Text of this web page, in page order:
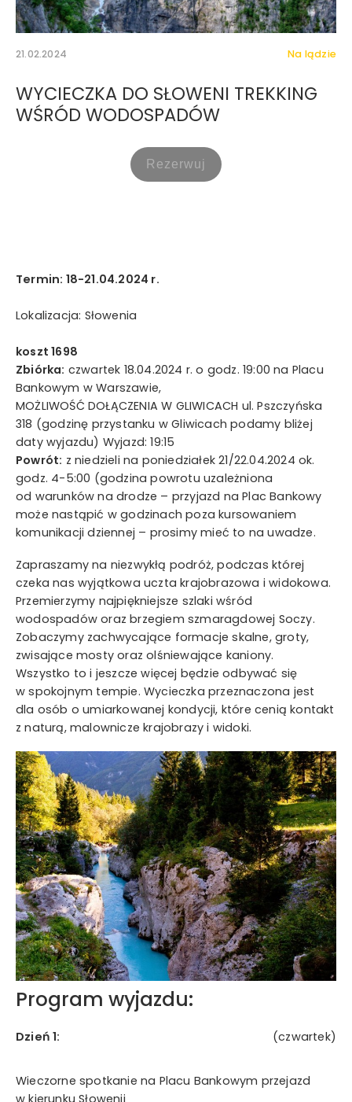
na wskazany przeze mnie adres e-mail informacji
handlowej w rozumieniu art. 10 ust. 1 ustawy z dnia 18
elektroniczną od Mystictravel Piotr Kopeć.
Wyrażam zgodę na przetwarzanie moich danych
osobowych w rozumieniu ustawy z dnia 29 sierpnia 1997
roku o ochronie danych osobowych oraz ustawy z dnia
16 lipca 2004 roku Prawo telekomunikacyjne w celach
marketingowych przez Mystictravel Piotr Kopeć i
oświadczam, iż podanie przeze mnie danych
osobowych jest dobrowolne oraz iż zostałem
poinformowany o prawie żądania dostępu do moich
danych osobowych, ich zmiany oraz usunięcia.
wyślij teraz
21.02.2024 Na lądzie
WYCIECZKA DO SŁOWENI TREKKING
WŚRÓD WODOSPADÓW
Termin: 18-21.04.2024 r.
Lokalizacja: Słowenia
koszt 1698
Zbiórka: czwartek 18.04.2024 r. o godz. 19:00 na Placu
Bankowym w Warszawie,
MOŻLIWOŚĆ DOŁĄCZENIA W GLIWICACH ul. Pszczyńska
318 (godzinę przystanku w Gliwicach podamy bliżej
daty wyjazdu) Wyjazd: 19:15
Powrót: z niedzieli na poniedziałek 21/22.04.2024 ok.
godz. 4-5:00 (godzina powrotu uzależniona
od warunków na drodze – przyjazd na Plac Bankowy
może nastąpić w godzinach poza kursowaniem
komunikacji dziennej – prosimy mieć to na uwadze.
Zapraszamy na niezwykłą podróż, podczas której
czeka nas wyjątkowa uczta krajobrazowa i widokowa.
Przemierzymy najpiękniejsze szlaki wśród
wodospadów oraz brzegiem szmaragdowej Soczy.
Zobaczymy zachwycające formacje skalne, groty,
zwisające mosty oraz olśniewające kaniony.
Wszystko to i jeszcze więcej będzie odbywać się
w spokojnym tempie. Wycieczka przeznaczona jest
dla osób o umiarkowanej kondycji, które cenią kontakt
z naturą, malownicze krajobrazy i widoki.
Program wyjazdu:
Dzień 1: (czwartek)
Wieczorne spotkanie na Placu Bankowym przejazd